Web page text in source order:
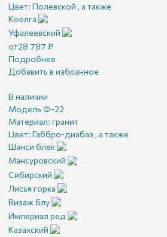
Цвет: Полевской , а также
Коелга
Уфалеевский
от28 787 ₽
Подробнее
Добавить в избранное
В наличии
Модель Ф-22
Материал: гранит
Цвет: Габбро-диабаз , а также
Шанси блек
Мансуровский
Сибирский
Лисья горка
Визаж блу
Империал ред
Казахский